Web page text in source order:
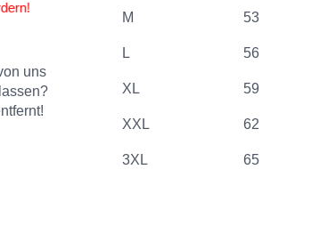
uns
M 53
L 56
XL 59
XXL 62
3XL 65